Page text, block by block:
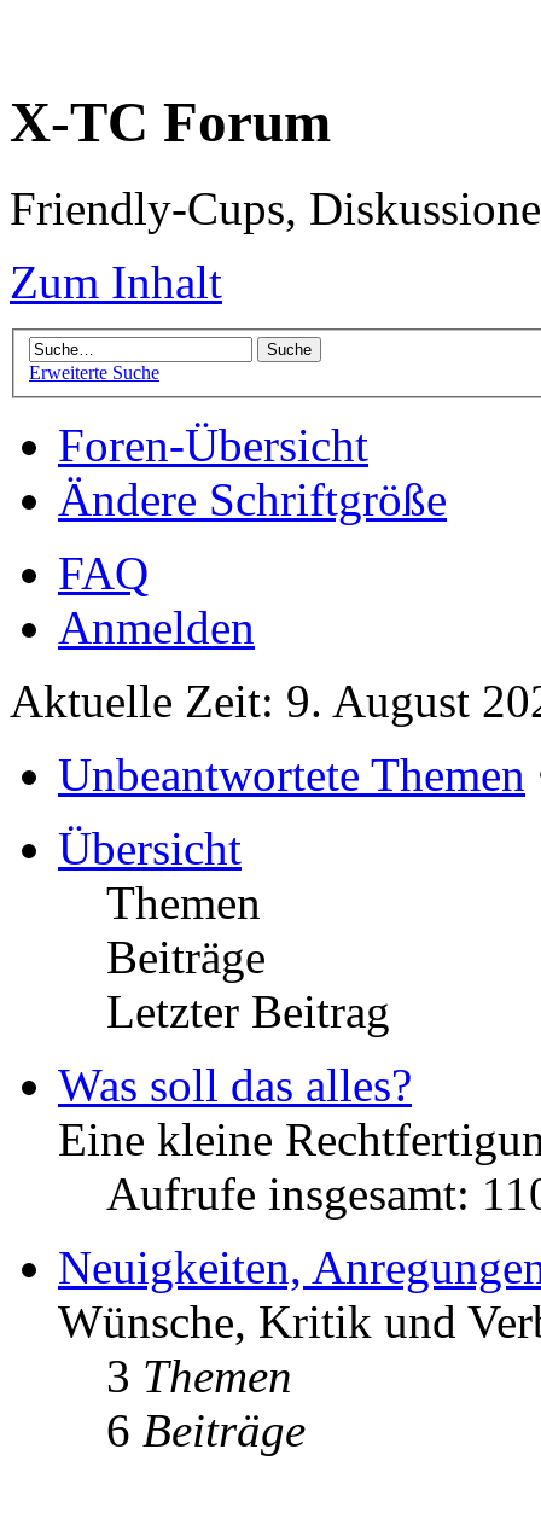
X-TC Forum
Friendly-Cups,
Zum Inhalt
Erweiterte Suche
Foren-Übersicht
Ändere Schriftgröße
FAQ
Anmelden
Aktuelle Zeit: 9. August
Unbeantwortete Themen
Übersicht
Themen
Beiträge
Letzter Beitrag
Was soll das alles?
Eine kleine
Aufrufe insgesamt:
Neuigkeiten,
Wünsche, Kritik und
3 Themen
6 Beiträge